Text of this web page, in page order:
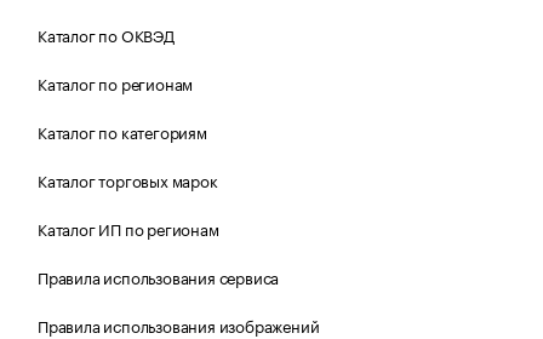
Каталог по ОКВЭД
Каталог по регионам
Каталог по категориям
Каталог торговых марок
Каталог ИП по регионам
Правила использования сервиса
Правила использования изображений